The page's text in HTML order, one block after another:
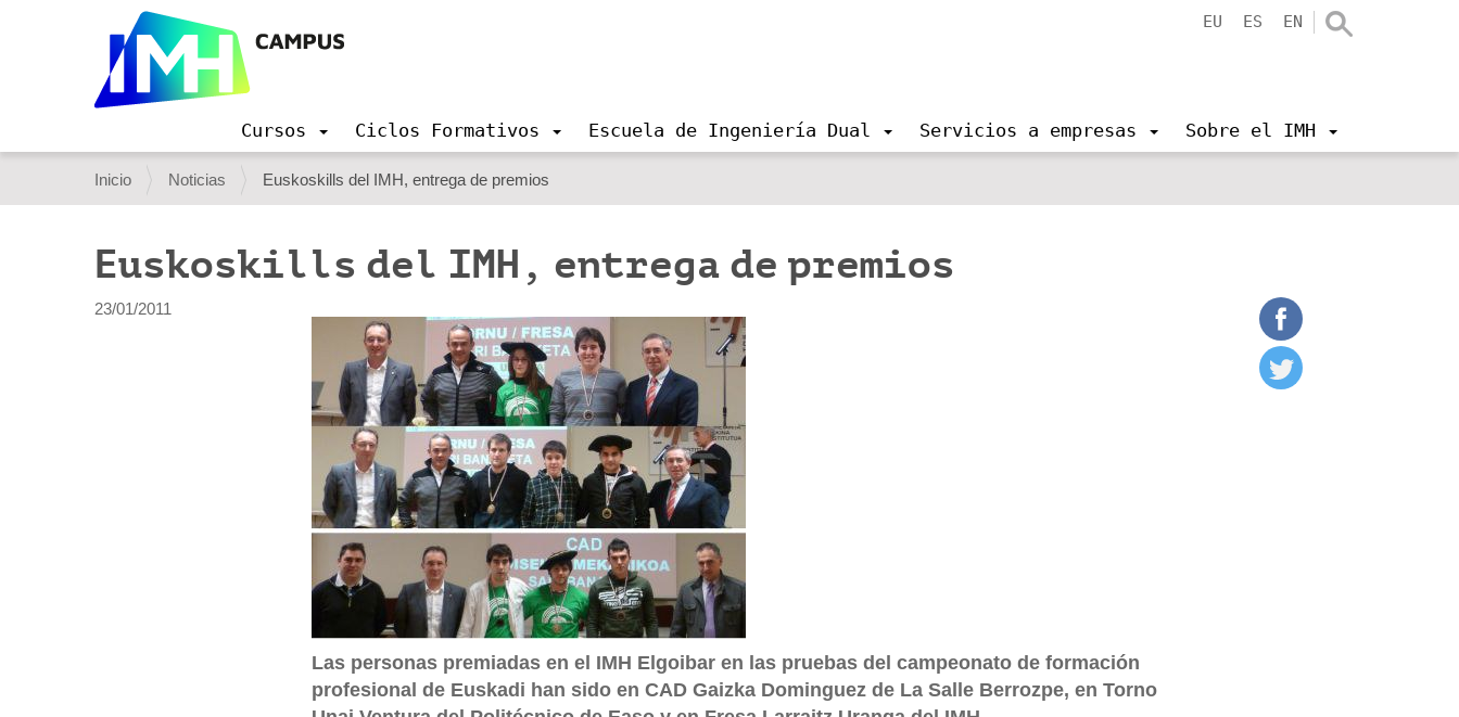
EU ES EN
v
a
c
i
Cursos Ciclos Formativos Escuela de Ingeniería Dual Servicios a empresas Sobre el IMH
U
s
e
d
Inicio Noticias Euskoskills del IMH, entrega de premios
Euskoskills del IMH, entrega de premios
23/01/2011
Las personas premiadas en el IMH Elgoibar en las pruebas del campeonato de formación
profesional de Euskadi han sido en CAD Gaizka Dominguez de La Salle Berrozpe, en Torno